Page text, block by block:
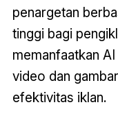
penargetan
tinggi bagi
memanfaatkan
video dan
efektivitas iklan.